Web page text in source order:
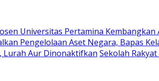
Universitas Pertamina
Pengelolaan Aset Negara, Bapas
Lurah Aur Dinonaktifkan Sekolah